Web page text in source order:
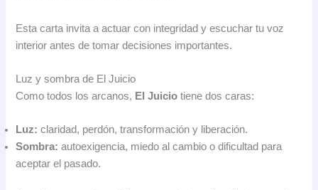
Esta carta invita a actuar con integridad y escuchar tu voz
interior antes de tomar decisiones importantes.
Luz y sombra de El Juicio
Como todos los arcanos, El Juicio tiene dos caras:
Luz: claridad, perdón, transformación y liberación.
Sombra: autoexigencia, miedo al cambio o dificultad para
aceptar el pasado.